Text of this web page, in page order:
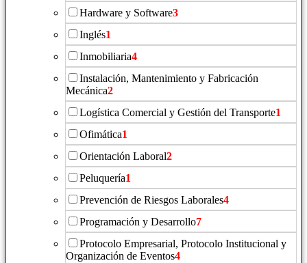
Hardware y Software3
Inglés1
Inmobiliaria4
Instalación, Mantenimiento y Fabricación
Mecánica2
Logística Comercial y Gestión del Transporte1
Ofimática1
Orientación Laboral2
Peluquería1
Prevención de Riesgos Laborales4
Programación y Desarrollo7
Protocolo Empresarial, Protocolo Institucional y
Organización de Eventos4